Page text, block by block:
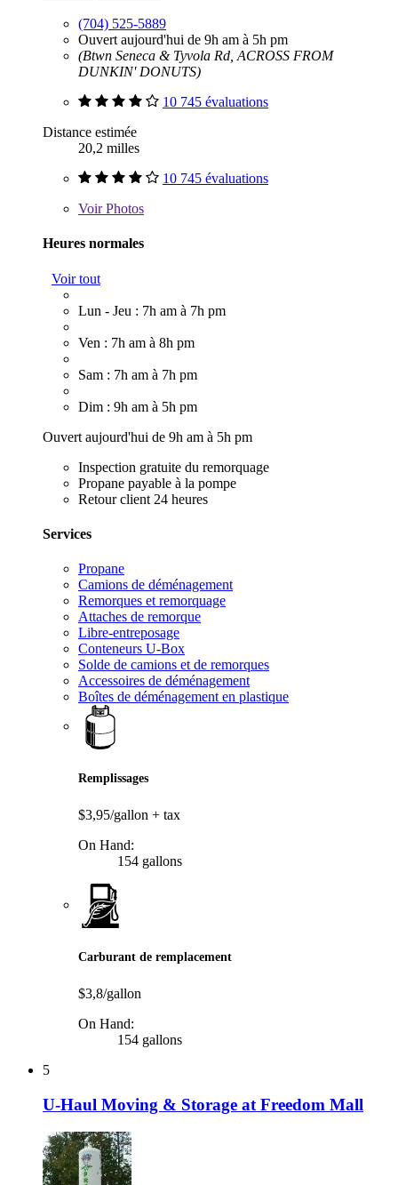
(704) 525-5889
Ouvert aujourd'hui de 9h am à 5h pm
(Btwn Seneca & Tyvola Rd, ACROSS FROM
DUNKIN' DONUTS)
10 745 évaluations
Distance estimée
20,2 milles
10 745 évaluations
VoirPhotos
Heures normales
Voir tout
Lun - Jeu : 7h am à 7h pm
Ven : 7h am à 8h pm
Sam : 7h am à 7h pm
Dim : 9h am à 5h pm
Ouvert aujourd'hui de 9h am à 5h pm
Inspection gratuite du remorquage
Propane payable à la pompe
Retour client 24 heures
Services
Propane
Camions de déménagement
Remorques et remorquage
Attaches de remorque
Libre-entreposage
Conteneurs U-Box
Solde de camions et de remorques
Accessoires de déménagement
Boîtes de déménagement en plastique
Remplissages
$3,95/gallon + tax
On Hand:
154 gallons
Carburant de remplacement
$3,8/gallon
On Hand:
154 gallons
5
U-Haul Moving & Storage at Freedom Mall